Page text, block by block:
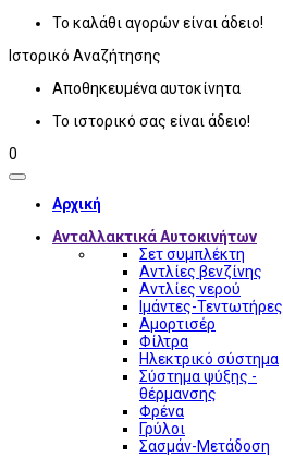
Το καλάθι αγορών είναι άδειο!
Ιστορικό Αναζήτησης
Αποθηκευμένα αυτοκίνητα
Το ιστορικό σας είναι άδειο!
0
Αρχική
Ανταλλακτικά Αυτοκινήτων
Σετ συμπλέκτη
Αντλίες βενζίνης
Αντλίες νερού
Ιμάντες-Τεντωτήρες
Αμορτισέρ
Φίλτρα
Ηλεκτρικό σύστημα
Σύστημα ψύξης -
θέρμανσης
Φρένα
Γρύλοι
Σασμάν-Μετάδοση